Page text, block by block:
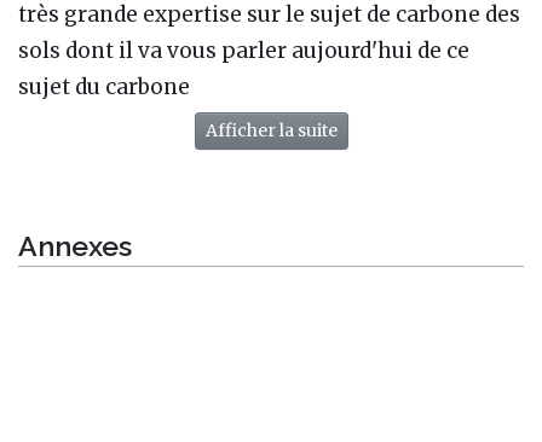
très grande expertise sur le sujet de carbone des
sols dont il va vous parler aujourd'hui de ce
sujet du carbone
Afficher la suite
Annexes